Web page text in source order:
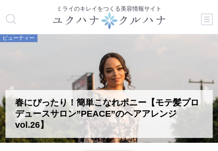
ミライのキレイをつくる美容情報サイト
ビューティー
春にぴったり！簡単こなれポニー【モテ髪プロ
デュースサロン”PEACE”のヘアアレンジ
vol.26】